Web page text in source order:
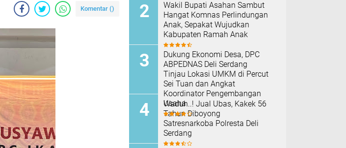
Komentar ()
Wakil Bupati Asahan Sambut
Hangat Komnas Perlindungan
Anak, Sepakat Wujudkan
Kabupaten Ramah Anak
Dukung Ekonomi Desa, DPC
ABPEDNAS Deli Serdang
Tinjau Lokasi UMKM di Percut
Sei Tuan dan Angkat
Koordinator Pengembangan
Usaha
Waduh..! Jual Ubas, Kakek 56
Tahun Diboyong
Satresnarkoba Polresta Deli
Serdang